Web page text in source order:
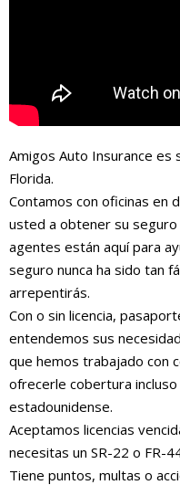
Amigos Auto Insurance es
Florida.
Contamos con oficinas en
usted a obtener su
agentes están aquí para
seguro nunca ha sido tan
arrepentirás.
Con o sin licencia,
entendemos sus
que hemos trabajado con
ofrecerle cobertura incluso
estadounidense.
Aceptamos licencias
necesitas un SR-22 o FR-
Tiene puntos, multas o